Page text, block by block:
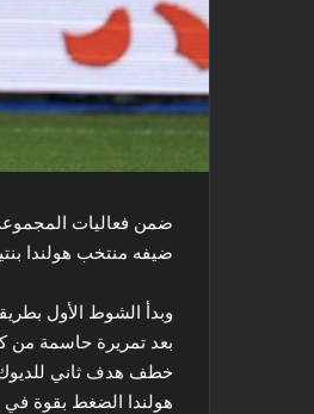
ضيفه منتخب ​هولندا​ بنتيجة
بعد تمريرة حاسمة من
هولندا الضغط بقوة في